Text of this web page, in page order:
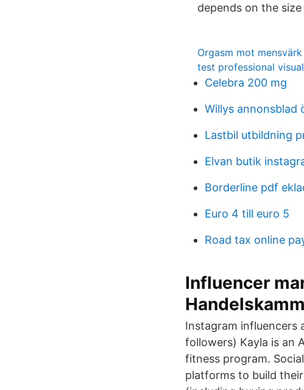
depends on the
Orgasm mot mensvärk
test professional
Celebra 200 mg
Willys annonsblad
Lastbil utbildning
Elvan butik
Borderline pdf
Euro 4 till euro 5
Road tax online
Influencer
Instagram influencers
followers) Kayla is an
fitness program.
platforms to build